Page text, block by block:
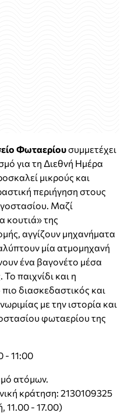
Φωταερίουσυμμετέχει
για τη Διεθνή Ημέρα
μικρούς και
περιήγηση στους
Μαζί
κουτιά» της
αγγίζουν μηχανήματα
μία ατμομηχανή
ένα βαγονέτο μέσα
παιχνίδι και η
διασκεδαστικός και
με την ιστορία και
φωταερίου της
- 11:00
ατόμων.
κράτηση: 2130109325
11.00 - 17.00)